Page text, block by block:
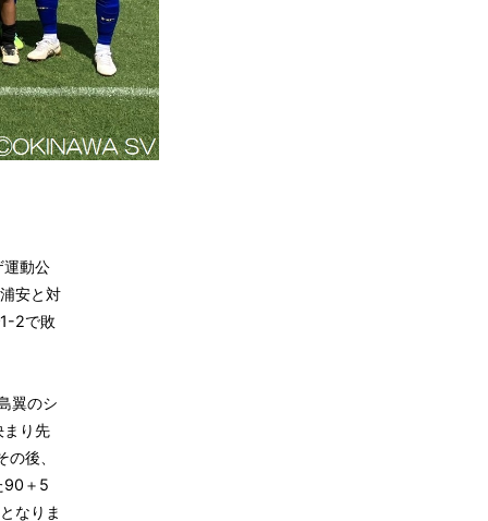
運動公
安と対
2で敗
翼のシ
まり先
後、
90＋5
なりま